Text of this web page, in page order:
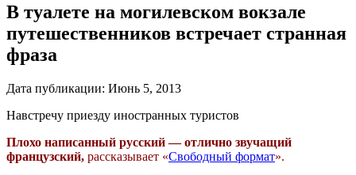
В туалете на могилевском вокзале
путешественников встречает странная
фраза
Дата публикации: Июнь 5, 2013
Навстречу приезду иностранных туристов
Плохо написанный русский — отлично звучащий
французский, рассказывает «Свободный формат».